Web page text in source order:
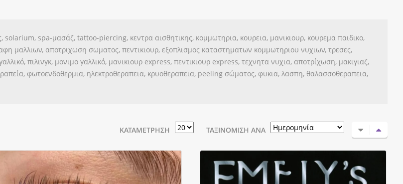
solarium, spa-μασάζ, tattoo-piercing, κεντρα αισθητικης, κομμωτηρια, κουρεια, μανικιουρ, κουρεμα παιδικο,
μαλλιων, αποτριχωση σωματος, πεντικιουρ, εξοπλισμος καταστηματων κομμωτηριου νυχιων, τρεσες,
πιλινγκ, μονιμο γαλλικό, μανικιουρ express, πεντικιουρ express, τεχνητα νυχια, αποτρίχωση, μακιγιαζ,
φωτοενδοθερμια, ηλεκτροθεραπεια, κρυοθεραπεια, peeling σώματος, φυκια, λασπη, θαλασσοθεραπεια,
ΚΑΤΑΜΈΤΡΗΣΗ ΤΑΞΙΝΌΜΙΣΗ ΑΝΆ